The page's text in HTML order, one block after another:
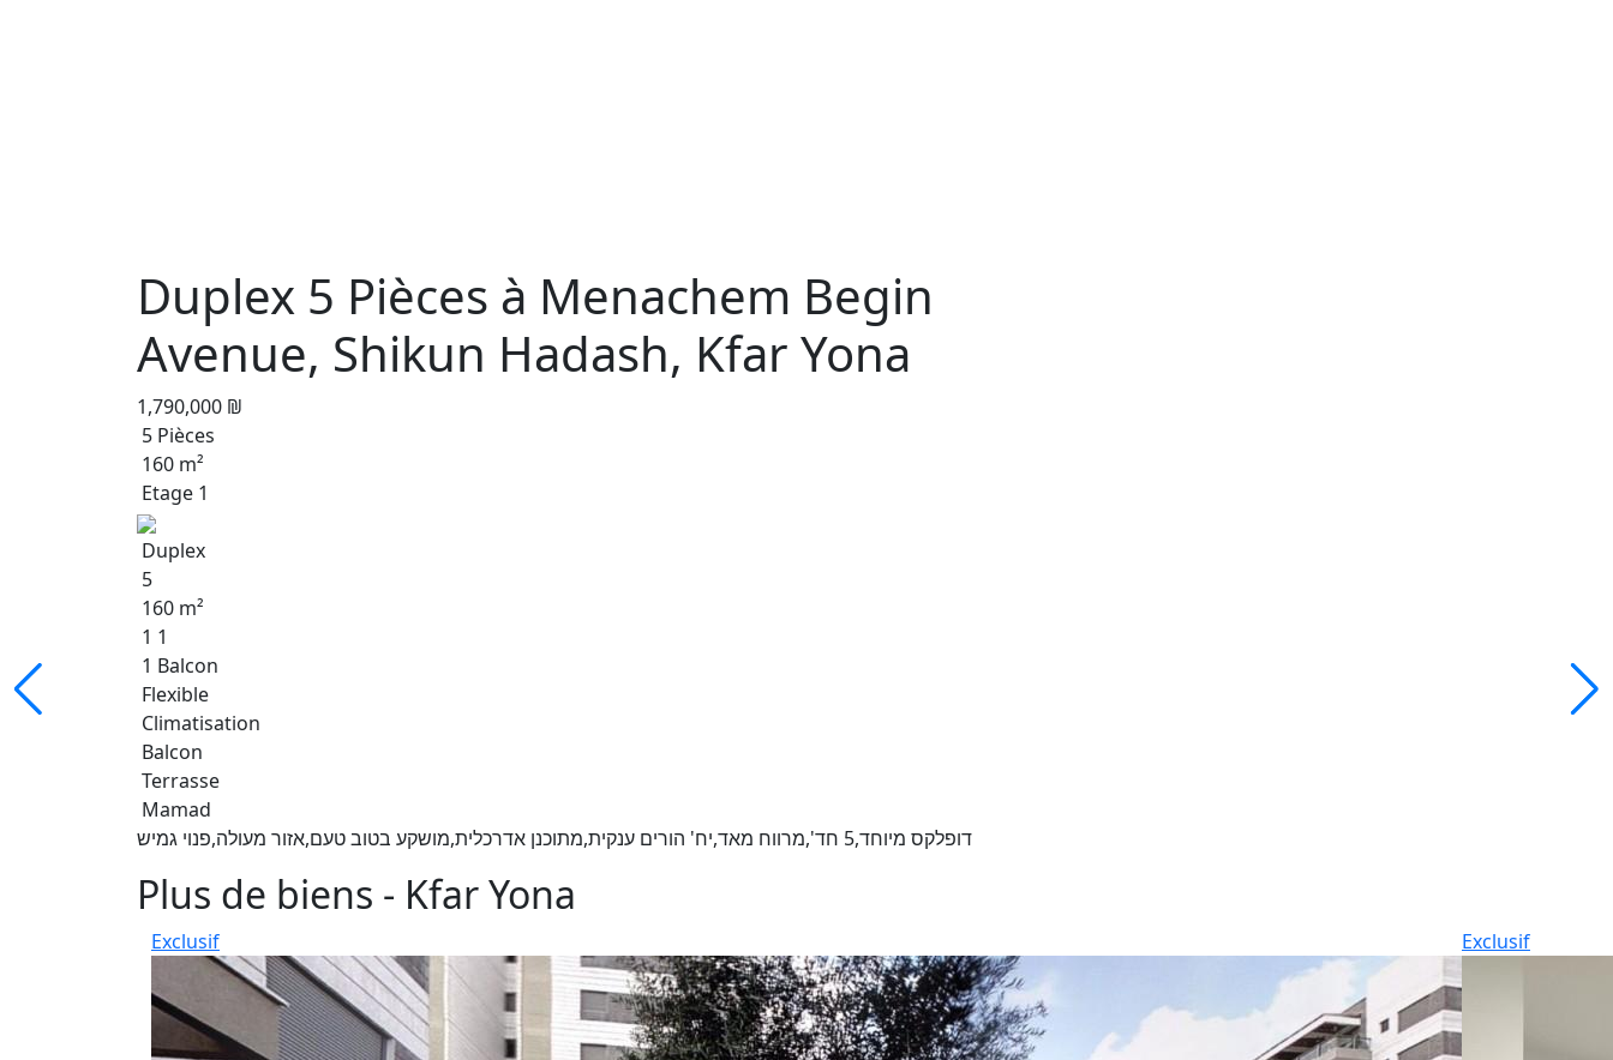
Duplex 5 Pièces à Menachem Begin
Avenue, Shikun Hadash, Kfar Yona
1,790,000 ₪
5 Pièces
160 m²
Etage 1
Duplex
5
160 m²
1 1
1 Balcon
Flexible
Climatisation
Balcon
Terrasse
Mamad
דופלקס מיוחד,5 חד',מרווח מאד,יח' הורים ענקית,מתוכנן אדרכלית,מושקע בטוב טעם,אזור מעולה,פנוי גמיש
Plus de biens - Kfar Yona
Exclusif Exclusif